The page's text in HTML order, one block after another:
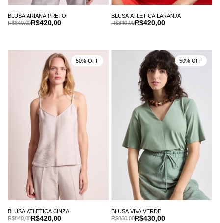
BLUSA ARIANA PRETO
R$420,00
R$840,00
BLUSA ATLETICA LARANJA
R$420,00
R$840,00
BLUSA ATLETICA CINZA
R$420,00
R$840,00
50% OFF
BLUSA VIVA VERDE
R$430,00
R$860,00
50% OFF